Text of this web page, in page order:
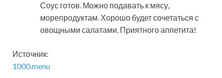
Соус готов. Можно подавать к мясу,
морепродуктам. Хорошо будет сочетаться с
овощными салатами. Приятного аппетита!
Источник:
1000.menu